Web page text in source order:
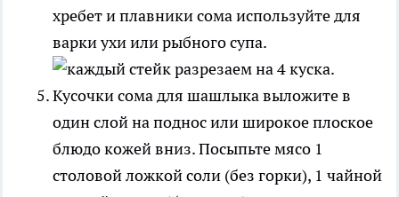
хребет и плавники сома используйте для
варки ухи или рыбного супа.
Кусочки сома для шашлыка выложите в
один слой на поднос или широкое плоское
блюдо кожей вниз. Посыпьте мясо 1
столовой ложкой соли (без горки), 1 чайной